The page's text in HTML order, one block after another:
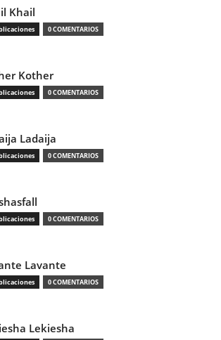
Khail
0 COMENTARIOS
Kother
0 COMENTARIOS
Ladaija
0 COMENTARIOS
0 COMENTARIOS
Lavante
0 COMENTARIOS
Lekiesha